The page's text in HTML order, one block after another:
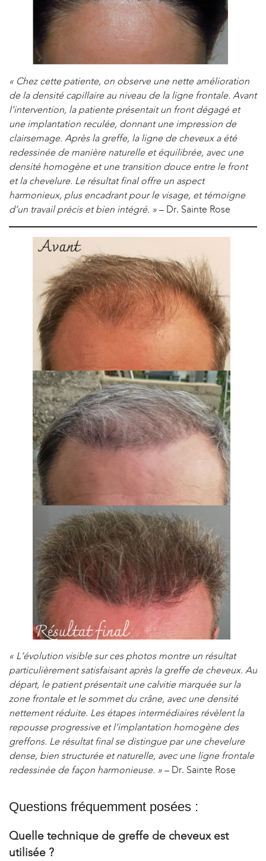
« Chez cette patiente, on observe une nette amélioration
de la densité capillaire au niveau de la ligne frontale. Avant
l’intervention, la patiente présentait un front dégagé et
une implantation reculée, donnant une impression de
clairsemage. Après la greffe, la ligne de cheveux a été
redessinée de manière naturelle et équilibrée, avec une
densité homogène et une transition douce entre le front
et la chevelure. Le résultat final offre un aspect
harmonieux, plus encadrant pour le visage, et témoigne
d’un travail précis et bien intégré. » – Dr. Sainte Rose
« L’évolution visible sur ces photos montre un résultat
particulièrement satisfaisant après la greffe de cheveux. Au
départ, le patient présentait une calvitie marquée sur la
zone frontale et le sommet du crâne, avec une densité
nettement réduite. Les étapes intermédiaires révèlent la
repousse progressive et l’implantation homogène des
greffons. Le résultat final se distingue par une chevelure
dense, bien structurée et naturelle, avec une ligne frontale
redessinée de façon harmonieuse. » – Dr. Sainte Rose
Questions fréquemment posées :
Quelle technique de greffe de cheveux est
utilisée ?